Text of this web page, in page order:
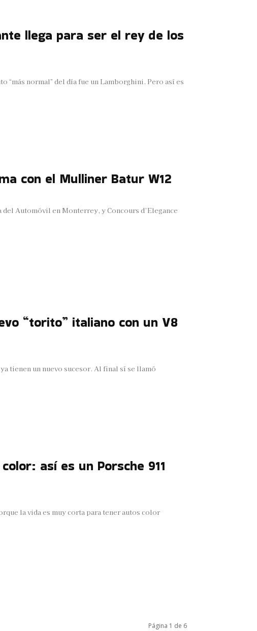
llega para ser el rey de los
“más normal” del día fue un Lamborghini. Pero así es
con el Mulliner Batur W12
Automóvil en Monterrey, y Concours d’Elegance
“torito” italiano con un V8
tienen un nuevo sucesor. Al final sí se llamó
así es un Porsche 911
la vida es muy corta para tener autos color
Página 1 de 6